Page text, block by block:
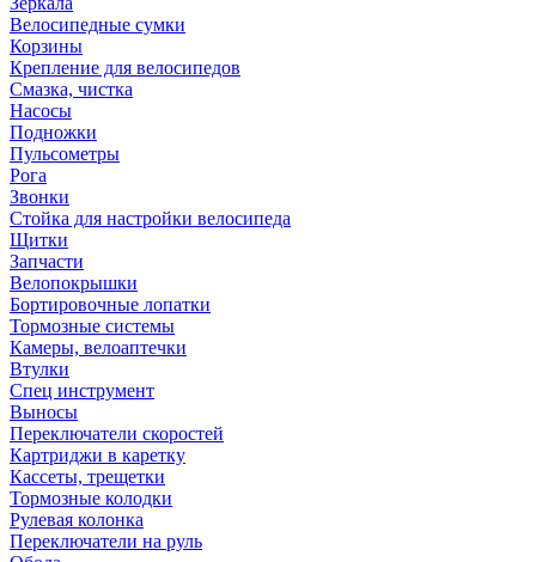
Велосипедные сумки
Корзины
Крепление для велосипедов
Смазка, чистка
Насосы
Подножки
Пульсометры
Рога
Звонки
Стойка для настройки велосипеда
Щитки
Запчасти
Велопокрышки
Бортировочные лопатки
Тормозные системы
Камеры, велоаптечки
Втулки
Спец инструмент
Выносы
Переключатели скоростей
Картриджи в каретку
Кассеты, трещетки
Тормозные колодки
Рулевая колонка
Переключатели на руль